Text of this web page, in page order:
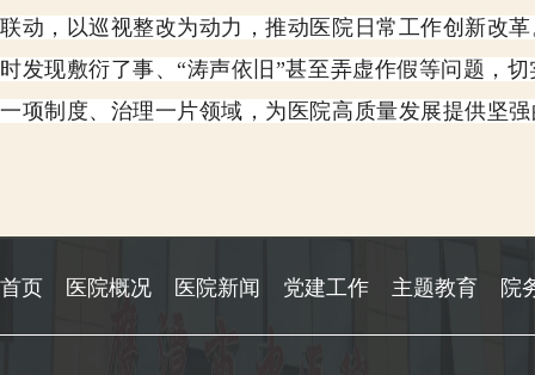
联动 ， 以巡视整改为动力，推动医院日常工作创新改
时发现敷衍了事、“涛声依旧”甚至弄虚作假等问题，
一项制度、治理一片领域，为医院高质量发展提供坚
首页 医院概况 医院新闻 党建工作 主题教育 院